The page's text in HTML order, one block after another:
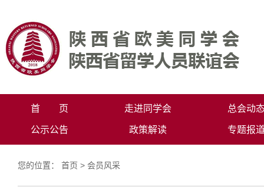
首 页 走进同学会 总会动
公示公告 政策解读 专题报
您的位置： 首页 > 会员风采